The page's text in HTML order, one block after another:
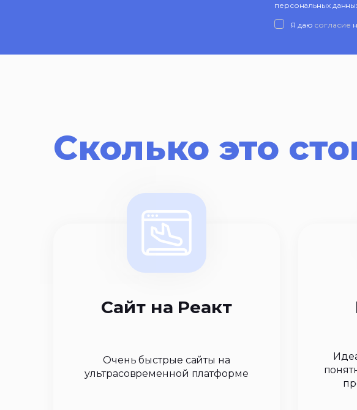
персональных
Я даю согласие
Сколько это
Сайт на Реакт
Очень быстрые сайты на
ультрасовременной платформе